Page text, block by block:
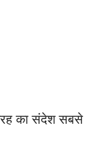
का संदेश सबसे